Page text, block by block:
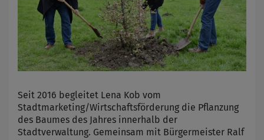
Seit 2016 begleitet Lena Kob vom
Stadtmarketing/Wirtschaftsförderung die Pflanzung
des Baumes des Jahres innerhalb der
Stadtverwaltung. Gemeinsam mit Bürgermeister Ralf